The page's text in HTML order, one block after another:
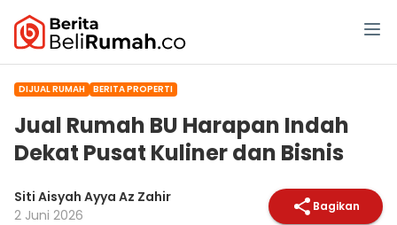
DIJUAL RUMAH BERITA PROPERTI
Jual Rumah BU Harapan Indah
Dekat Pusat Kuliner dan Bisnis
Siti Aisyah Ayya Az Zahir
2 Juni 2026
Bagikan